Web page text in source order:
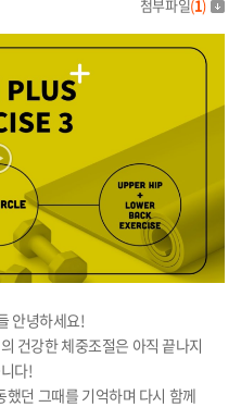
첨부파일(1)
안녕하세요!
건강한 체중조절은 아직 끝나지
다!
던 그때를 기억하며 다시 함께